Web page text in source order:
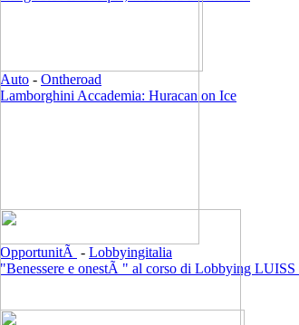
Auto - Ontheroad
Lamborghini Accademia: Huracan on Ice
OpportunitÃ - Lobbyingitalia
"Benessere e onestÃ " al corso di Lobbying LUISS